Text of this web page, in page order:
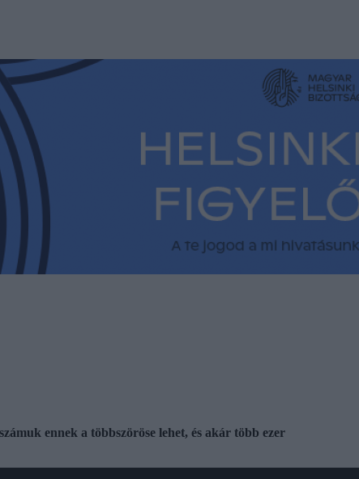
ennek a többszöröse lehet, és akár több ezer